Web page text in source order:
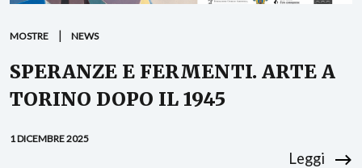
MOSTRE NEWS
SPERANZE E FERMENTI. ARTE A
TORINO DOPO IL 1945
1 DICEMBRE 2025
Leggi